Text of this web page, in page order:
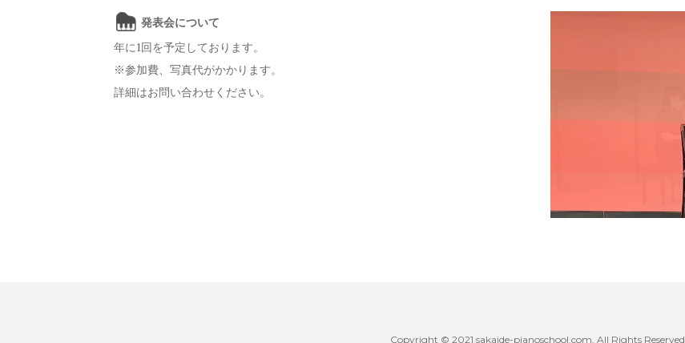
発表会について
年に1回を予定しております。
※参加費、写真代がかかります。
詳細はお問い合わせください。
Copyright © 2021 sakaide-pianoschool.com. All Rights Reserved.